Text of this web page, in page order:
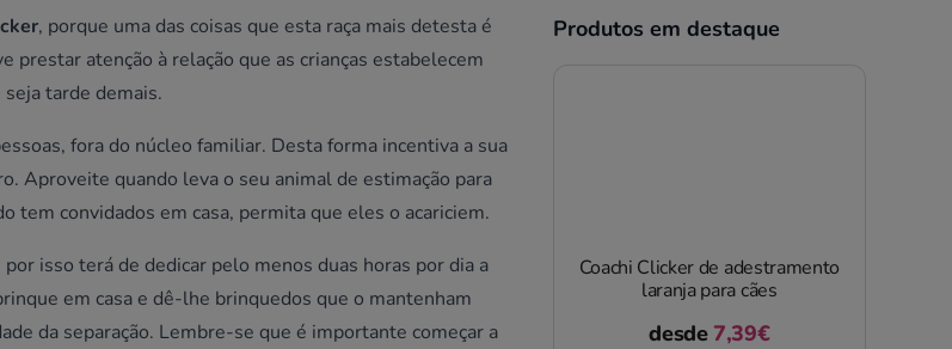
, porque uma das coisas que esta raça mais detesta é
prestar atenção à relação que as crianças estabelecem
tarde demais.
fora do núcleo familiar. Desta forma incentiva a sua
Aproveite quando leva o seu animal de estimação para
tem convidados em casa, permita que eles o acariciem.
por isso terá de dedicar pelo menos duas horas por dia a
em casa e dê-lhe brinquedos que o mantenham
da separação. Lembre-se que é importante começar a
Produtos em destaque
Coachi Clicker de adestramento
laranja para cães
desde7,39€